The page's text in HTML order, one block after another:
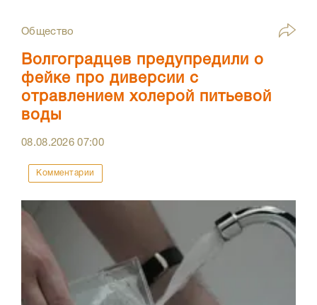
Общество
Волгоградцев предупредили о
фейке про диверсии с
отравлением холерой питьевой
воды
08.08.202607:00
Комментарии